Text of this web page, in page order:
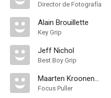
Director de Fotografía
Alain Brouillette
Key Grip
Jeff Nichol
Best Boy Grip
Maarten Kroonenburg
Focus Puller